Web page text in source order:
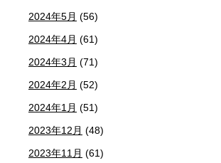
2024年5月 (56)
2024年4月 (61)
2024年3月 (71)
2024年2月 (52)
2024年1月 (51)
2023年12月 (48)
2023年11月 (61)